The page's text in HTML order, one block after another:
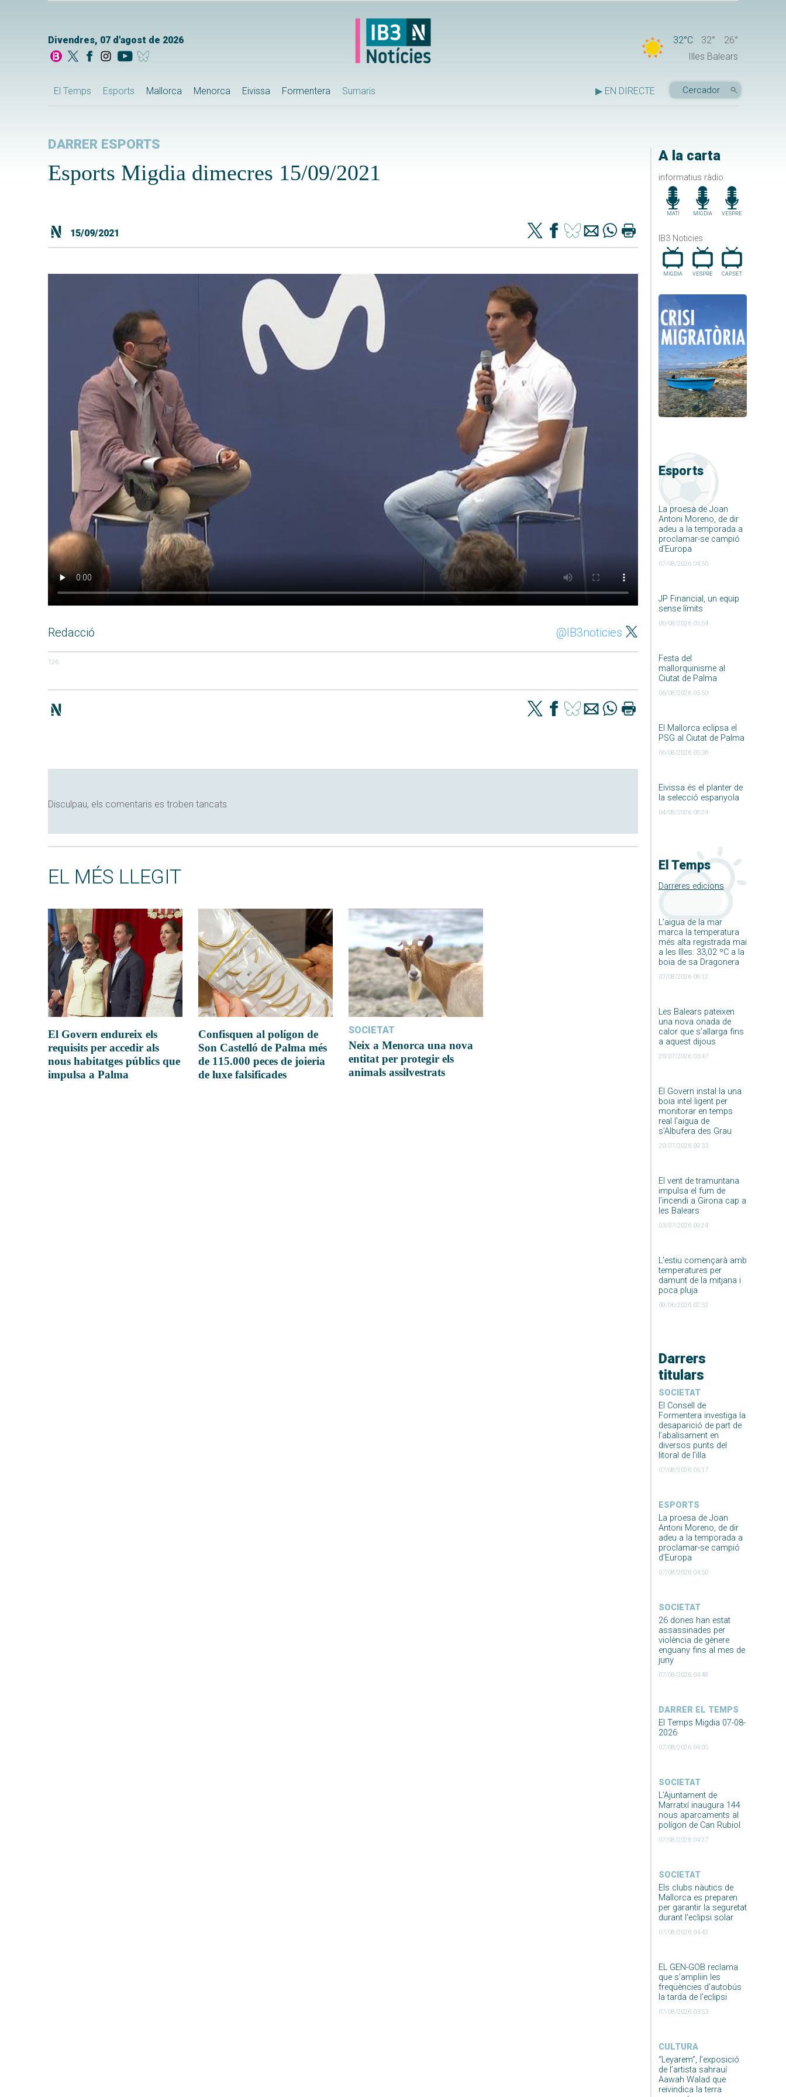
Divendres, 07 d'agost de 2026 32°C 32°
26°
Illes Balears
El Temps Esports Mallorca Menorca Eivissa Formentera Sumaris ▶ EN DIRECTE
A la carta
informatius ràdio
MATÍ MIGDIA VESPRE
IB3 Noticies
MIGDIA VESPRE CAP.SET
Esports
La proesa de Joan
Antoni Moreno, de dir
adeu a la temporada a
proclamar-se campió
d’Europa
07/08/2026 04:50
JP Financial, un equip
sense límits
06/08/2026 05:54
Festa del
mallorquinisme al
Ciutat de Palma
06/08/2026 05:50
El Mallorca eclipsa el
PSG al Ciutat de Palma
06/08/2026 05:36
Eivissa és el planter de
la selecció espanyola
04/08/2026 08:24
El Temps
Darreres edicions
L’aigua de la mar
marca la temperatura
més alta registrada mai
a les Illes: 33,02 ºC a la
boia de sa Dragonera
07/08/2026 08:12
Les Balears pateixen
una nova onada de
calor que s’allarga fins
a aquest dijous
20/07/2026 03:47
El Govern instal·la una
boia intel·ligent per
monitorar en temps
real l’aigua de
s’Albufera des Grau
20/07/2026 09:33
El vent de tramuntana
impulsa el fum de
l’incendi a Girona cap a
les Balears
03/07/2026 09:24
L’estiu començarà amb
temperatures per
damunt de la mitjana i
poca pluja
09/06/2026 02:52
Darrers
titulars
SOCIETAT
El Consell de
Formentera investiga la
desaparició de part de
l’abalisament en
diversos punts del
litoral de l’illa
07/08/2026 05:17
ESPORTS
La proesa de Joan
Antoni Moreno, de dir
adeu a la temporada a
proclamar-se campió
d’Europa
07/08/2026 04:50
SOCIETAT
26 dones han estat
assassinades per
violència de gènere
enguany fins al mes de
juny
07/08/2026 04:48
DARRER EL TEMPS
El Temps Migdia 07-08-
2026
07/08/2026 04:05
SOCIETAT
L’Ajuntament de
Marratxí inaugura 144
nous aparcaments al
polígon de Can Rubiol
07/08/2026 04:27
SOCIETAT
Els clubs nàutics de
Mallorca es preparen
per garantir la seguretat
durant l’eclipsi solar
07/08/2026 04:42
EL GEN-GOB reclama
que s’ampliïn les
freqüències d’autobús
la tarda de l’eclipsi
07/08/2026 03:53
CULTURA
“Leyarem”, l’exposició
de l’artista sahrauí
Aawah Walad que
reivindica la terra
DARRER ESPORTS
Esports Migdia dimecres 15/09/2021
15/09/2021
Redacció @IB3noticies
126
Disculpau, els comentaris es troben tancats
EL MÉS LLEGIT
El Govern endureix els
requisits per accedir als
nous habitatges públics que
impulsa a Palma
Confisquen al polígon de
Son Castelló de Palma més
de 115.000 peces de joieria
de luxe falsificades
SOCIETAT
Neix a Menorca una nova
entitat per protegir els
animals assilvestrats